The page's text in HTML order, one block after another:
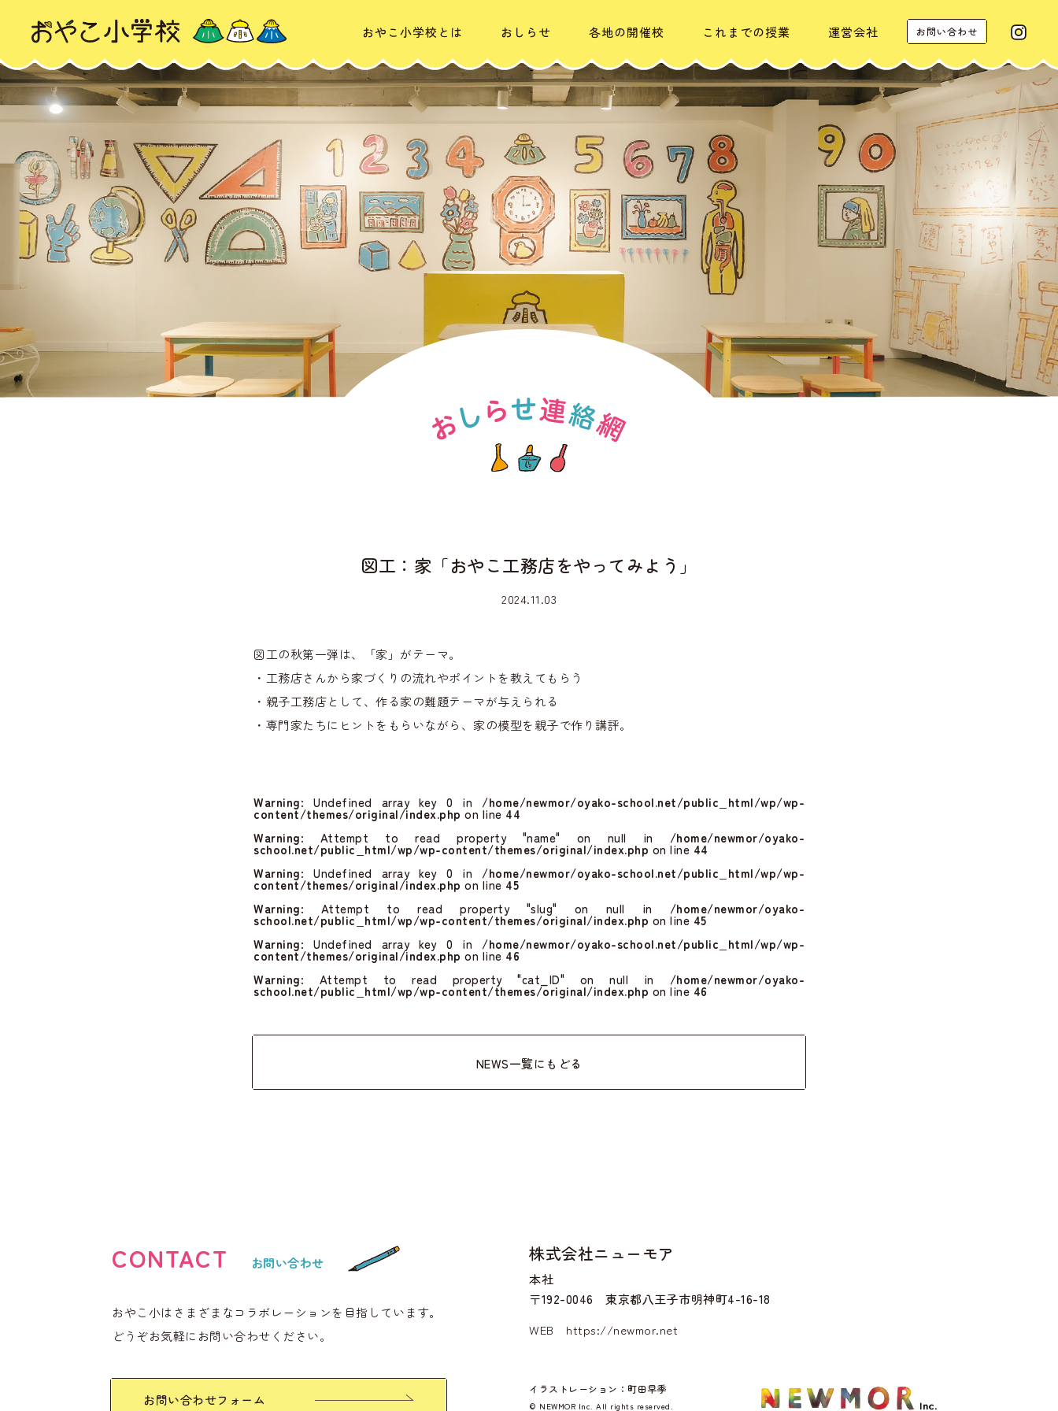
おやこ小学校とは おしらせ 各地の開催校 これまでの授業 運営会社 お問い合わせ
図工：家「おやこ工務店をやってみよう」
2024.11.03
図工の秋第一弾は、「家」がテーマ。
・工務店さんから家づくりの流れやポイントを教えてもらう
・親子工務店として、作る家の難題テーマが与えられる
・専門家たちにヒントをもらいながら、家の模型を親子で作り講評。
Warning: Undefined array key 0 in /home/newmor/oyako-school.net/public_html/wp/wp-
content/themes/original/index.php on line 44
Warning: Attempt to read property "name" on null in /home/newmor/oyako-
school.net/public_html/wp/wp-content/themes/original/index.php on line 44
Warning: Undefined array key 0 in /home/newmor/oyako-school.net/public_html/wp/wp-
content/themes/original/index.php on line 45
Warning: Attempt to read property "slug" on null in /home/newmor/oyako-
school.net/public_html/wp/wp-content/themes/original/index.php on line 45
Warning: Undefined array key 0 in /home/newmor/oyako-school.net/public_html/wp/wp-
content/themes/original/index.php on line 46
Warning: Attempt to read property "cat_ID" on null in /home/newmor/oyako-
school.net/public_html/wp/wp-content/themes/original/index.php on line 46
NEWS一覧にもどる
CONTACT お問い合わせ
おやこ小はさまざまなコラボレーションを目指しています。
どうぞお気軽にお問い合わせください。
お問い合わせフォーム
株式会社ニューモア
本社
〒192-0046 東京都八王子市明神町4-16-18
WEB https://newmor.net
イラストレーション：町田早季
© NEWMOR Inc. All rights reserved.